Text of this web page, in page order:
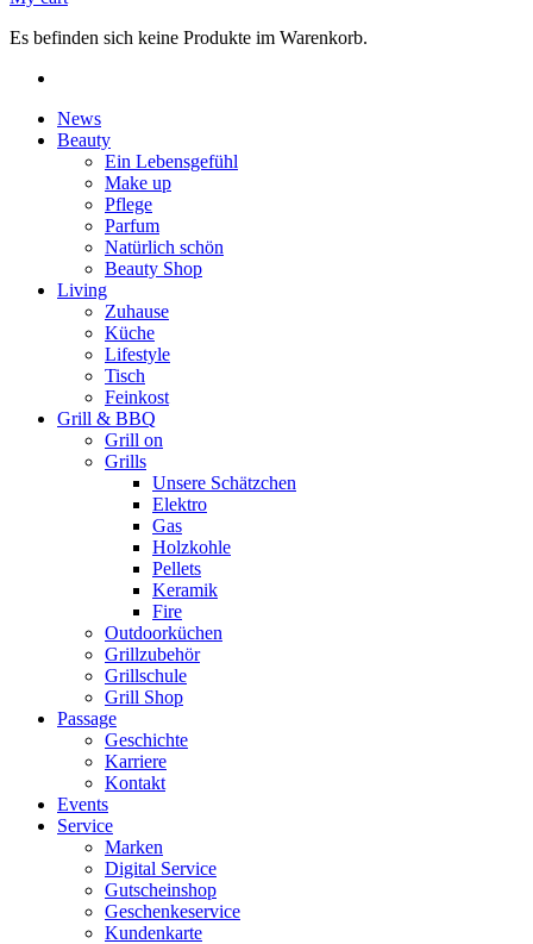
Es befinden sich keine Produkte im Warenkorb.
News
Beauty
Ein Lebensgefühl
Make up
Pflege
Parfum
Natürlich schön
Beauty Shop
Living
Zuhause
Küche
Lifestyle
Tisch
Feinkost
Grill & BBQ
Grill on
Grills
Unsere Schätzchen
Elektro
Gas
Holzkohle
Pellets
Keramik
Fire
Outdoorküchen
Grillzubehör
Grillschule
Grill Shop
Passage
Geschichte
Karriere
Kontakt
Events
Service
Marken
Digital Service
Gutscheinshop
Geschenkeservice
Kundenkarte